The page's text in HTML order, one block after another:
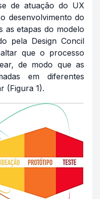
de atuação do UX
desenvolvimento do
as etapas do modelo
pela Design Concil
que o processo
de modo que as
em diferentes
(Figura 1).